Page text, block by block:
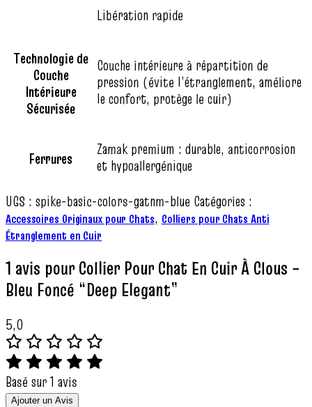
Libération rapide
Technologie de
Couche
Intérieure
Sécurisée
Couche intérieure à répartition de
pression (évite l’étranglement, améliore
le confort, protège le cuir)
Ferrures
Zamak premium : durable, anticorrosion
et hypoallergénique
UGS : spike-basic-colors-gatnm-blue Catégories :
Accessoires Originaux pour Chats, Colliers pour Chats Anti
Étranglement en Cuir
1 avis pourCollier Pour Chat En Cuir À Clous –
Bleu Foncé “Deep Elegant”
5,0
Basé sur 1 avis
Ajouter un Avis